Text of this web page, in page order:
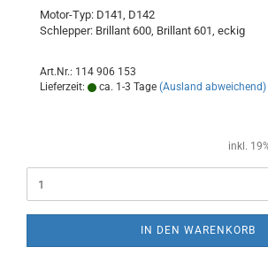
Motor-Typ: D141, D142
Schlepper: Brillant 600, Brillant 601, eckig
Art.Nr.: 114 906 153
Lieferzeit:
ca. 1-3 Tage (Ausland abweichend)
inkl.
IN DEN WARENKORB